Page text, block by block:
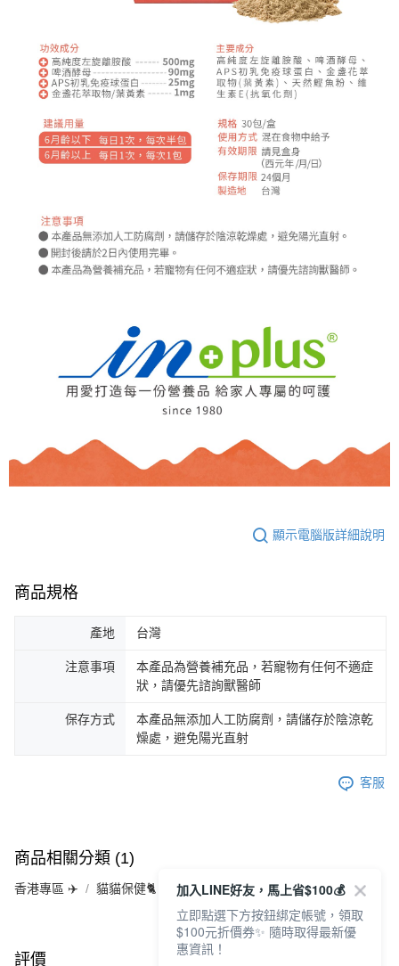
顯示電腦版詳細說明
商品規格
產地 台灣
注意事項
本產品為營養補充品，若寵物有任何不適症
狀，請優先諮詢獸醫師
保存方式
本產品無添加人工防腐劑，請儲存於陰涼乾
燥處，避免陽光直射
客服
商品相關分類 (1)
香港專區 ✈️ 貓貓保健🐈
評價
加入LINE好友，馬上省$100💰
立即點選下方按鈕綁定帳號，領取
$100元折價券✨ 隨時取得最新優
惠資訊！